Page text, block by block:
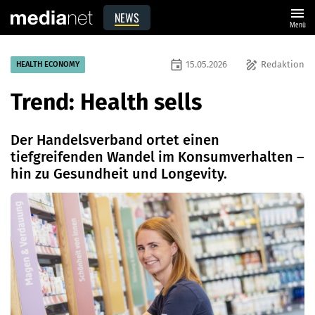
NEWS menu
Menü
HEALTH ECONOMY draw Redaktion
event 15.05.2026
Trend: Health sells
Der Handelsverband ortet einen
tiefgreifenden Wandel im Konsumverhalten –
hin zu Gesundheit und Longevity.